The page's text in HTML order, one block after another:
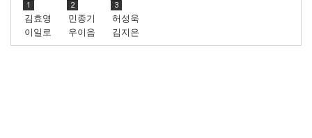
1
김효영
이일로
2
민종기
우이음
3
허성욱
김지은